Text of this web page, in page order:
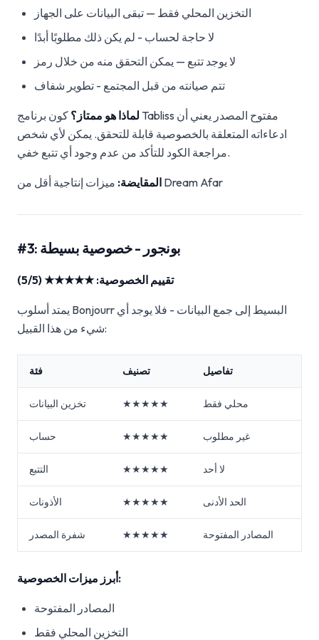
التخزين المحلي فقط — تبقى البيانات على الجهاز
لا حاجة لحساب - لم يكن ذلك مطلوبًا أبدًا
لا يوجد تتبع — يمكن التحقق منه من خلال رمز
تتم صيانته من قبل المجتمع - تطوير شفاف
لماذا هو ممتاز؟ كون برنامج Tabliss مفتوح المصدر يعني أن
ادعاءاته المتعلقة بالخصوصية قابلة للتحقق. يمكن لأي شخص
مراجعة الكود للتأكد من عدم وجود أي تتبع خفي.
المقايضة: ميزات إنتاجية أقل من Dream Afar
#3: بونجور - خصوصية بسيطة
تقييم الخصوصية: ★★★★★ (5/5)
يمتد أسلوب Bonjourr البسيط إلى جمع البيانات - فلا يوجد أي
شيء من هذا القبيل:
فئة تصنيف تفاصيل
تخزين البيانات ★★★★★ محلي فقط
حساب ★★★★★ غير مطلوب
التتبع ★★★★★ لا أحد
الأذونات ★★★★★ الحد الأدنى
شفرة المصدر ★★★★★ المصادر المفتوحة
أبرز ميزات الخصوصية:
المصادر المفتوحة
التخزين المحلي فقط